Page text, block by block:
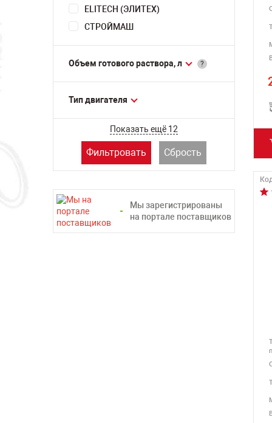
ELITECH (ЭЛИТЕХ)
СТРОЙМАШ
Объем готового раствора, л ?
Тип двигателя
Показать ещё 12
Фильтровать Сбрость
Мы зарегистрированы
на портале поставщиков